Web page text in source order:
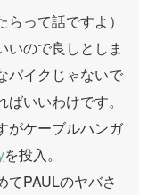
って話ですよ）
いので良しとしま
バイクじゃないで
いいわけです。
がケーブルハンガ
を投入。
てPAULのヤバさ